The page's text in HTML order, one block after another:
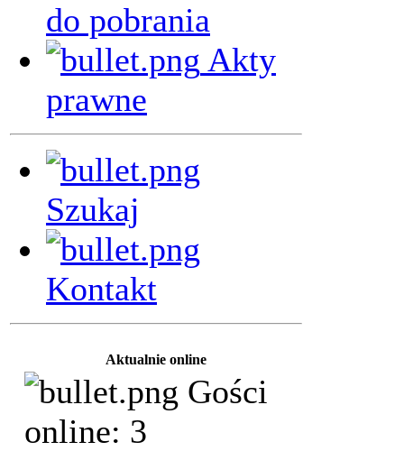
do pobrania
Akty
prawne
Szukaj
Kontakt
Aktualnie online
Gości
online: 3